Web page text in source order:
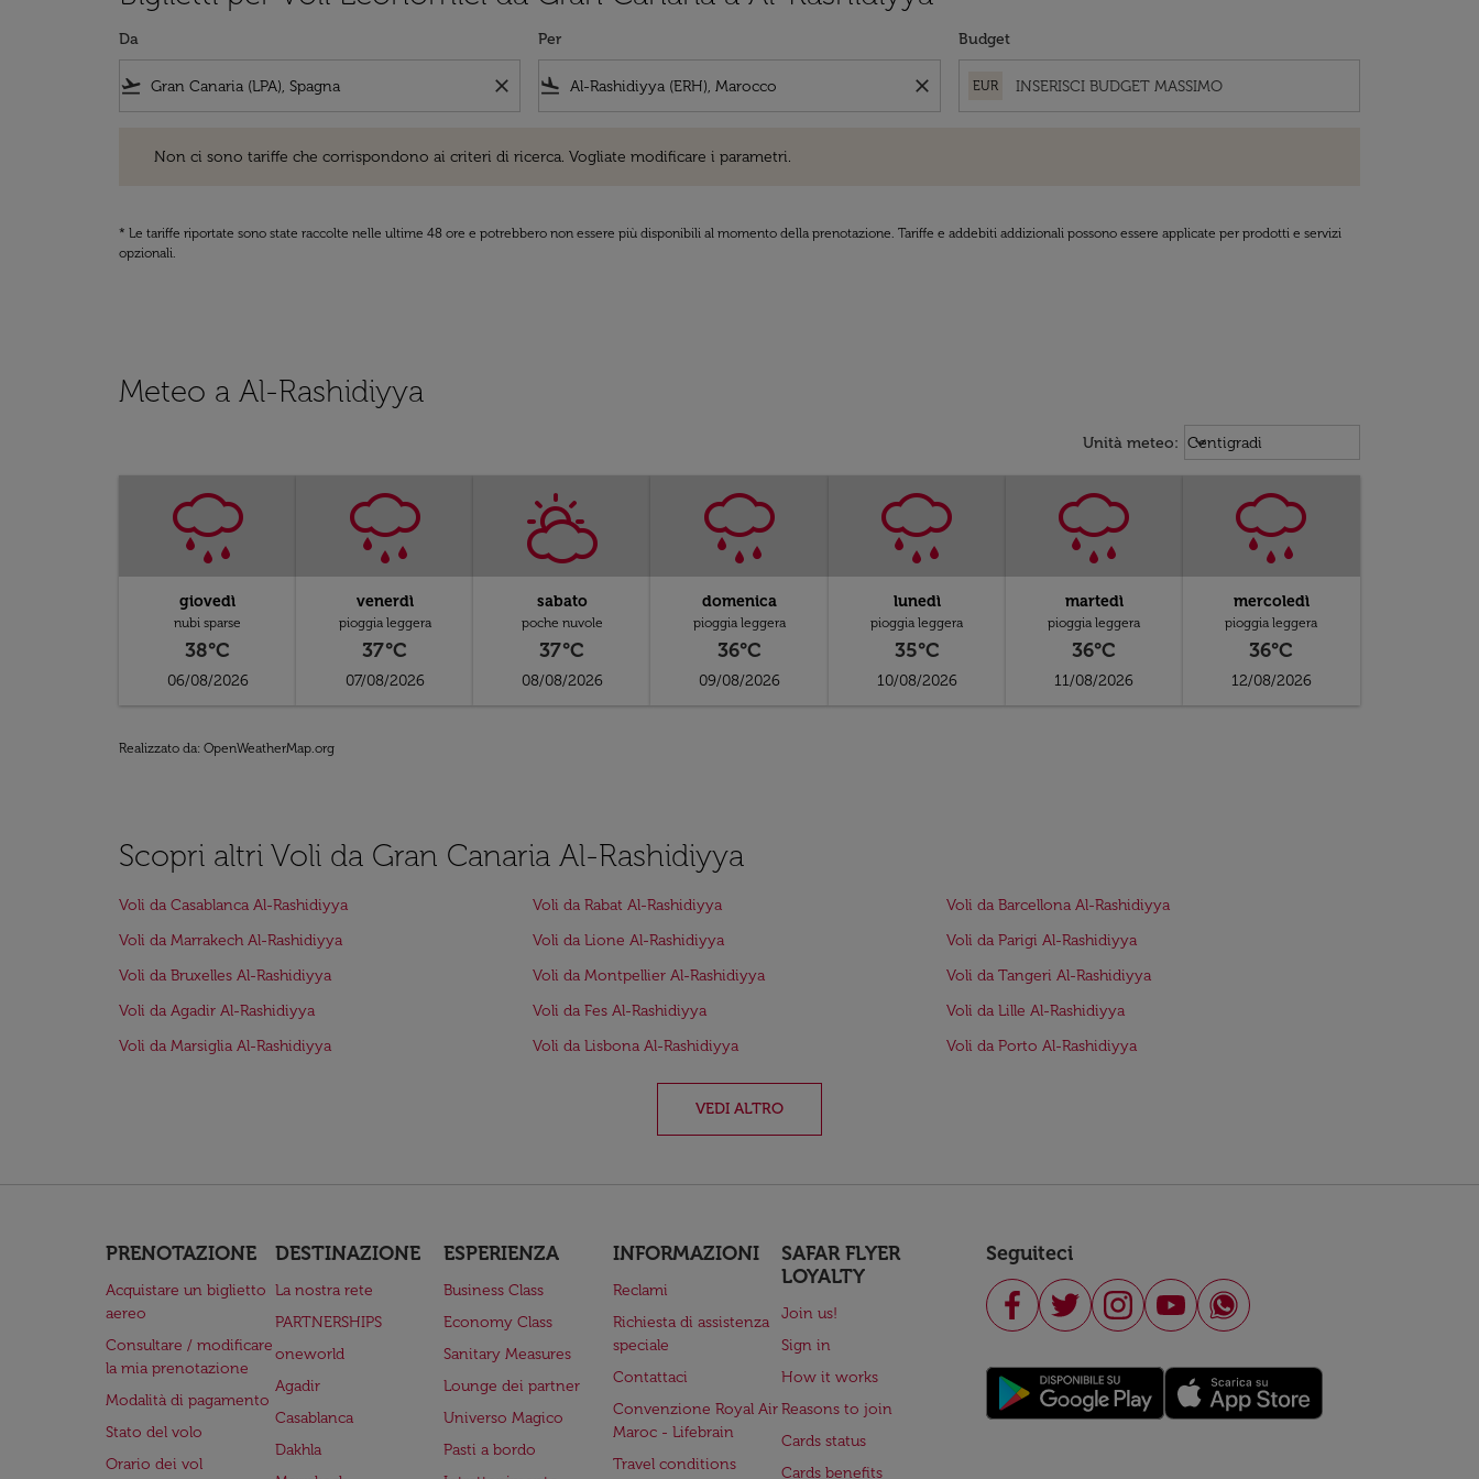
Da
flight_takeoff close
Per
flight_land close
Budget
EUR
Non ci sono tariffe che corrispondono ai criteri di ricerca. Vogliate modificare i parametri.
* Le tariffe riportate sono state raccolte nelle ultime 48 ore e potrebbero non essere più disponibili al momento della prenotazione. Tariffe e addebiti addizionali possono essere applicate per prodotti e servizi
opzionali.
Meteo a Al-Rashidiyya
Unità meteo: Weather unit option Centigradi
Centigradi
keyboard_arrow_down
giovedì
nubi sparse
38°C
06/08/2026
venerdì
pioggia leggera
37°C
07/08/2026
sabato
poche nuvole
37°C
08/08/2026
domenica
pioggia leggera
36°C
09/08/2026
lunedì
pioggia leggera
35°C
10/08/2026
martedì
pioggia leggera
36°C
11/08/2026
mercoledì
pioggia leggera
36°C
12/08/2026
Realizzato da: OpenWeatherMap.org
Scopri altri Voli da Gran Canaria Al-Rashidiyya
Voli da Casablanca Al-Rashidiyya Voli da Rabat Al-Rashidiyya
Voli da Barcellona Al-Rashidiyya
Voli da Marrakech Al-Rashidiyya
Voli da Lione Al-Rashidiyya
Voli da Parigi Al-Rashidiyya
Voli da Bruxelles Al-Rashidiyya
Voli da Montpellier Al-Rashidiyya
Voli da Tangeri Al-Rashidiyya
Voli da Agadir Al-Rashidiyya
Voli da Fes Al-Rashidiyya
Voli da Lille Al-Rashidiyya
Voli da Marsiglia Al-Rashidiyya
Voli da Lisbona Al-Rashidiyya Voli da Porto Al-Rashidiyya
VEDI ALTRO
PRENOTAZIONE
Acquistare un biglietto
aereo
Consultare / modificare
la mia prenotazione
Modalità di pagamento
Stato del volo
Orario dei vol
DESTINAZIONE
La nostra rete
PARTNERSHIPS
oneworld
Agadir
Casablanca
Dakhla
ESPERIENZA
Business Class
Economy Class
Sanitary Measures
Lounge dei partner
Universo Magico
Pasti a bordo
INFORMAZIONI
Reclami
Richiesta di assistenza
speciale
Contattaci
Convenzione Royal Air
Maroc - Lifebrain
Travel conditions
SAFAR FLYER
LOYALTY
Join us!
Sign in
How it works
Reasons to join
Cards status
Cards benefits
Seguiteci